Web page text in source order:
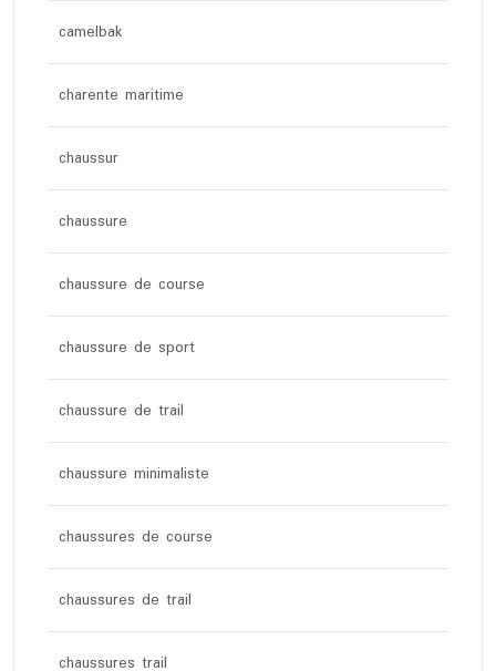
camelbak
charente maritime
chaussur
chaussure
chaussure de course
chaussure de sport
chaussure de trail
chaussure minimaliste
chaussures de course
chaussures de trail
chaussures trail